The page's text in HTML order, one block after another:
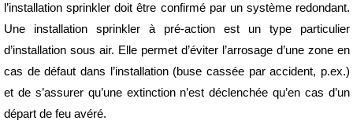
l’installation sprinkler doit être confirmé par un système redondant.
Une installation sprinkler à pré-action est un type particulier
d’installation sous air. Elle permet d’éviter l’arrosage d’une zone en
cas de défaut dans l’installation (buse cassée par accident, p.ex.)
et de s’assurer qu’une extinction n’est déclenchée qu’en cas d’un
départ de feu avéré.